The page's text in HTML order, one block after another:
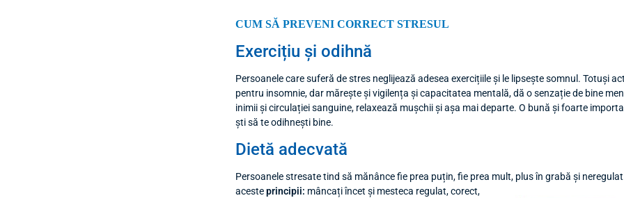
CUM SĂ PREVENI CORRECT STRESUL
Exercițiu și odihnă
Persoanele care suferă de stres neglijează adesea exercițiile și le lipsește somnul. Totuși
pentru insomnie, dar mărește și vigilența și capacitatea mentală, dă o senzație de bine
inimii și circulației sanguine, relaxează mușchii și așa mai departe. O bună și foarte
ști să te odihnești bine.
Dietă adecvată
Persoanele stresate tind să mănânce fie prea puțin, fie prea mult, plus în grabă și
acesteprincipii: mâncați încet și mesteca regulat, corect,